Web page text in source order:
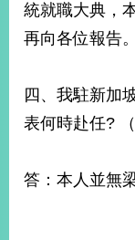
統就職大典，
再向各位報告。
四、我駐新加
表何時赴任?
答：本人並無